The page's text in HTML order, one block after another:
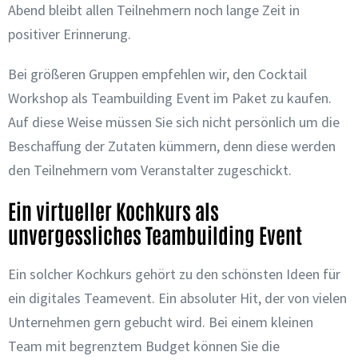
Abend bleibt allen Teilnehmern noch lange Zeit in
positiver Erinnerung.
Bei größeren Gruppen empfehlen wir, den Cocktail
Workshop als Teambuilding Event im Paket zu kaufen.
Auf diese Weise müssen Sie sich nicht persönlich um die
Beschaffung der Zutaten kümmern, denn diese werden
den Teilnehmern vom Veranstalter zugeschickt.
Ein virtueller Kochkurs als
unvergessliches Teambuilding Event
Ein solcher Kochkurs gehört zu den schönsten Ideen für
ein digitales Teamevent. Ein absoluter Hit, der von vielen
Unternehmen gern gebucht wird. Bei einem kleinen
Team mit begrenztem Budget können Sie die